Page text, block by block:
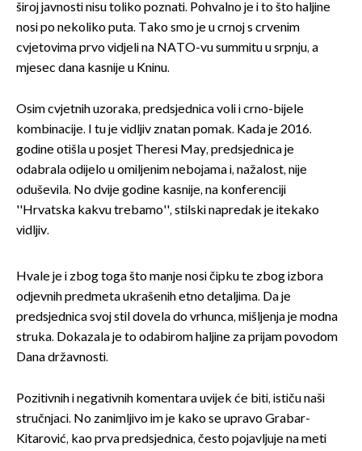
široj javnosti nisu toliko poznati. Pohvalno je i to što haljine
nosi po nekoliko puta. Tako smo je u crnoj s crvenim
cvjetovima prvo vidjeli na NATO-vu summitu u srpnju, a
mjesec dana kasnije u Kninu.
Osim cvjetnih uzoraka, predsjednica voli i crno-bijele
kombinacije. I tu je vidljiv znatan pomak. Kada je 2016.
godine otišla u posjet Theresi May, predsjednica je
odabrala odijelo u omiljenim nebojama i, nažalost, nije
oduševila. No dvije godine kasnije, na konferenciji
''Hrvatska kakvu trebamo'', stilski napredak je itekako
vidljiv.
Hvale je i zbog toga što manje nosi čipku te zbog izbora
odjevnih predmeta ukrašenih etno detaljima. Da je
predsjednica svoj stil dovela do vrhunca, mišljenja je modna
struka. Dokazala je to odabirom haljine za prijam povodom
Dana državnosti.
Pozitivnih i negativnih komentara uvijek će biti, ističu naši
stručnjaci. No zanimljivo im je kako se upravo Grabar-
Kitarović, kao prva predsjednica, često pojavljuje na meti